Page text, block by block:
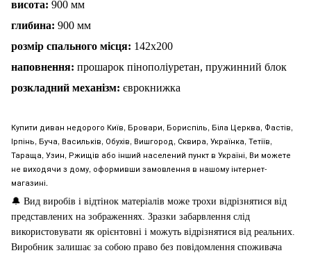
висота: 900 мм
глибина: 900 мм
розмір спального місця: 142х200
наповнення: прошарок пінополіуретан, пружинний блок
розкладний механізм: єврокнижка
Купити диван недорого Київ, Бровари, Бориспіль, Біла Церква, Фастів,
Ірпінь, Буча, Васильків, Обухів, Вишгород, Сквира, Українка, Тетіїв,
Тараща, Узин, Ржищів або інший населений пункт в Україні, Ви можете
не виходячи з дому, оформивши замовлення в нашому інтернет-
магазині.
🔔 Вид виробів і відтінок матеріалів може трохи відрізнятися від
представлених на зображеннях. Зразки забарвлення слід
використовувати як орієнтовні і можуть відрізнятися від реальних.
Виробник залишає за собою право без повідомлення споживача